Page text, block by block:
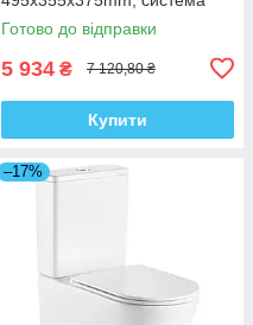
змиву Tornado 1.0 (MP6476)
Готово до відправки
5 934 ₴ 7 120,80 ₴
Купити
–17%